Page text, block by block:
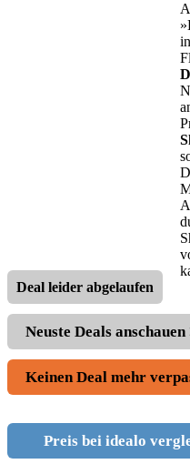
Deal leider abgelaufen
Neuste Deals anschauen
Keinen Deal mehr
Preis bei idealo